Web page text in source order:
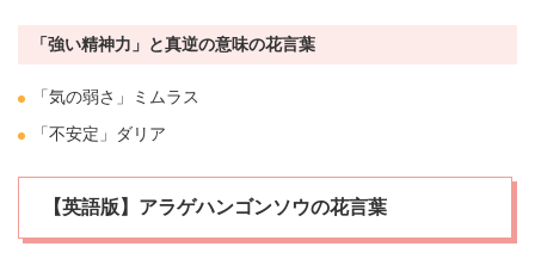
「強い精神力」と真逆の意味の花言葉
「気の弱さ」
ミムラス
「不安定」
ダリア
【英語版】アラゲハンゴンソウの花言葉